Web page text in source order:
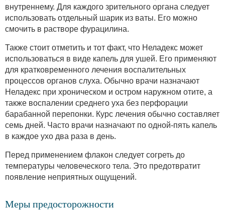
внутреннему. Для каждого зрительного органа следует
использовать отдельный шарик из ваты. Его можно
смочить в растворе фурацилина.
Также стоит отметить и тот факт, что Неладекс может
использоваться в виде капель для ушей. Его применяют
для кратковременного лечения воспалительных
процессов органов слуха. Обычно врачи назначают
Неладекс при хроническом и остром наружном отите, а
также воспалении среднего уха без перфорации
барабанной перепонки. Курс лечения обычно составляет
семь дней. Часто врачи назначают по одной-пять капель
в каждое ухо два раза в день.
Перед применением флакон следует согреть до
температуры человеческого тела. Это предотвратит
появление неприятных ощущений.
Меры предосторожности